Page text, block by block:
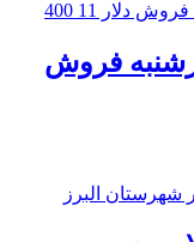
فروش